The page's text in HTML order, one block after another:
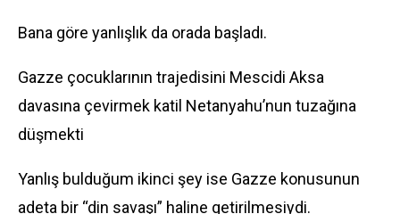
Bana göre yanlışlık da orada başladı.
Gazze çocuklarının trajedisini Mescidi Aksa
davasına çevirmek katil Netanyahu’nun tuzağına
düşmekti
Yanlış bulduğum ikinci şey ise Gazze konusunun
adeta bir “din savaşı” haline getirilmesiydi.